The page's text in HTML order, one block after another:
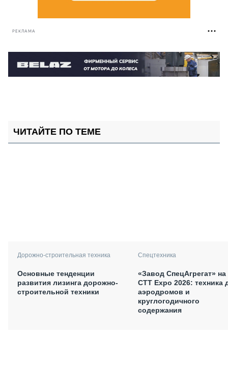
РЕКЛАМА
ЧИТАЙТЕ ПО ТЕМЕ
Дорожно-строительная техника
Основные тенденции
развития лизинга дорожно-
строительной техники
Спецтехника
«Завод СпецАгрегат» на
СТТ Expo 2026: техника
аэродромов и
круглогодичного
содержания